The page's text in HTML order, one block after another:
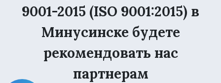
9001-2015 (ISO 9001:2015) в
Минусинске будете
рекомендовать нас
партнерам